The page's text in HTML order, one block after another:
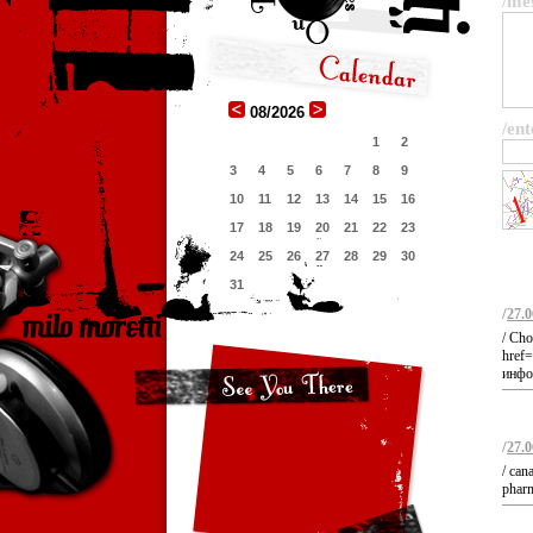
08/2026
1
2
3
4 5 6 7 8
9
10
11 12 13 14 15
16
17
18 19 20 21 22
23
24
25 26 27 28 29
30
31
/
/
/
/
/